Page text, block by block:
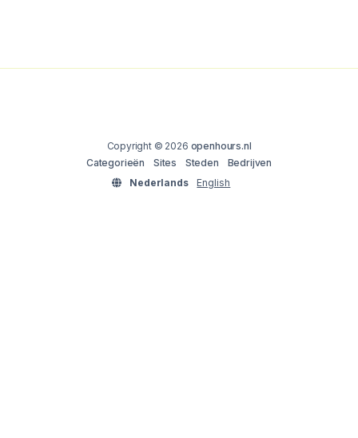
Copyright © 2026 openhours.nl
Categorieën
Sites Steden
Bedrijven
Nederlands
English